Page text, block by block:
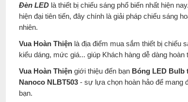
Đèn LED là thiết bị chiếu sáng phổ biến nhất hiện
hiện đại tiên tiến, đây chính là giải pháp chiếu sáng
nhiên.
Vua Hoàn Thiện là địa điểm mua sắm thiết bị chiếu
kiểu dáng, mức giá... giúp Khách hàng dễ dàng
Vua Hoàn Thiện giới thiệu đến bạn Bóng LED Bulb
Nanoco NLBT503 - sự lựa chọn hoàn hảo để mang
bạn.